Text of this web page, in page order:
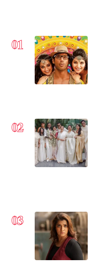
01
02
03